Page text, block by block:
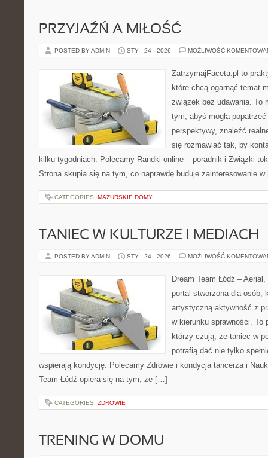
PRZYJAŹŃ A MIŁOŚĆ
POSTED BY ADMIN STY - 24 - 2026 MOŻLIWOŚĆ
ZatrzymajFaceta.pl to
które chcą ogarnąć temat
związek bez udawania. To
tym, abyś mogła
perspektywy, znaleźć
się rozmawiać tak, by
kilku tygodniach. Polecamy Randki online – poradnik i Związki
Strona skupia się na tym, co naprawdę buduje zainteresowanie
CATEGORIES: MAZURSKIE DOMY
TANIEC W KULTURZE I MEDIACH
POSTED BY ADMIN STY - 24 - 2026 MOŻLIWOŚĆ
Dream Team Łódź –
portal stworzona dla osób,
artystyczną aktywność z
w kierunku sprawności. To
którzy czują, że taniec w
potrafią dać nie tylko
wspierają kondycję. Polecamy Zdrowie i kondycja tancerza i
Team Łódź opiera się na tym, że […]
CATEGORIES: ZDROWIE
TRENING W DOMU